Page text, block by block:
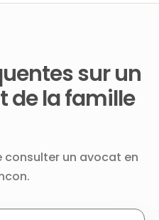
sur un
de la famille
consulter un avocat en